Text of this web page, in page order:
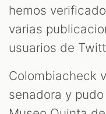
hemos
varias
usuarios de
Colombiacheck
senadora y